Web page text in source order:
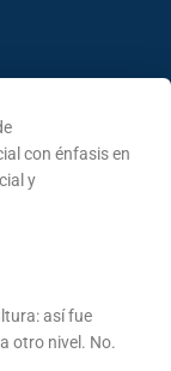
con énfasis en
y
así fue
otro nivel. No.